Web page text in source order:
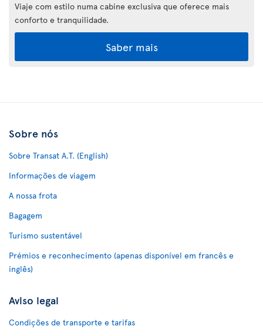
Viaje com estilo numa cabine exclusiva que oferece mais
conforto e tranquilidade.
Saber mais
Sobre nós
Sobre Transat A.T. (English)
Informações de viagem
A nossa frota
Bagagem
Turismo sustentável
Prémios e reconhecimento (apenas disponível em francês e
inglês)
Aviso legal
Condições de transporte e tarifas